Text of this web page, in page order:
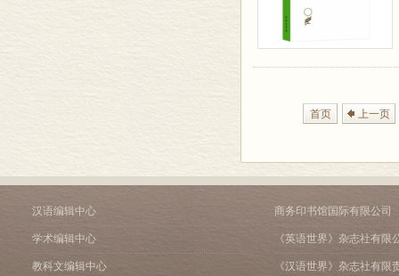
首页 上一页
汉语编辑中心
学术编辑中心
教科文编辑中心
商务印书馆国际有限公司
《英语世界》杂志社有限
《汉语世界》杂志社有限